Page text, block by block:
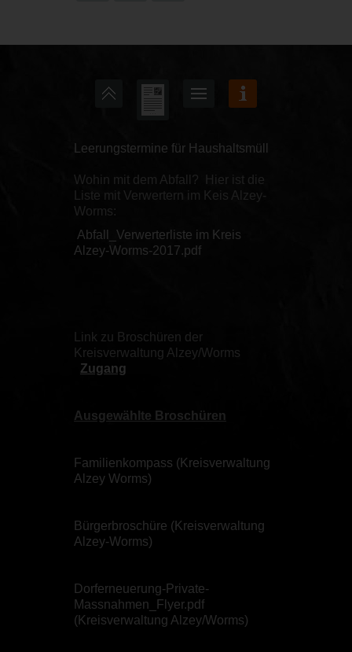
Leerungstermine für Haushaltsmüll
Wohin mit dem Abfall? Hier ist die
Liste mit Verwertern im Keis Alzey-
Worms:
Abfall_Verwerterliste im Kreis
Alzey-Worms-2017.pdf
Link zu Broschüren der
Kreisverwaltung Alzey/Worms
Zugang
Ausgewählte Broschüren
Familienkompass (Kreisverwaltung
Alzey Worms)
Bürgerbroschüre (Kreisverwaltung
Alzey-Worms)
Dorferneuerung-Private-
Massnahmen_Flyer.pdf
(Kreisverwaltung Alzey/Worms)